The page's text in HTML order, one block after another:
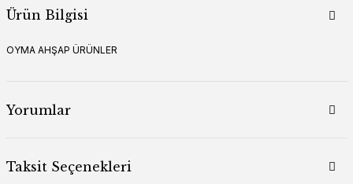
Ürün Bilgisi
OYMA AHŞAP ÜRÜNLER
Yorumlar
Taksit Seçenekleri